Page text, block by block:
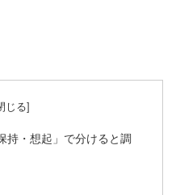
持・想起」で分けると調